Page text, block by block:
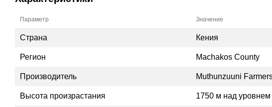
Параметр Значение
Страна Кения
Регион Machakos County
Производитель Muthunzuuni
Высота произрастания 1750 м над